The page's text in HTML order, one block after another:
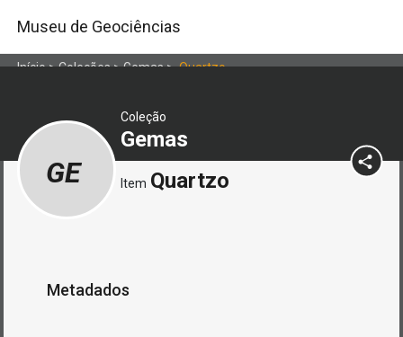
Museu de Geociências
Início>Coleções>Gemas>Quartzo
Coleção
Gemas
GE Item Quartzo
Metadados